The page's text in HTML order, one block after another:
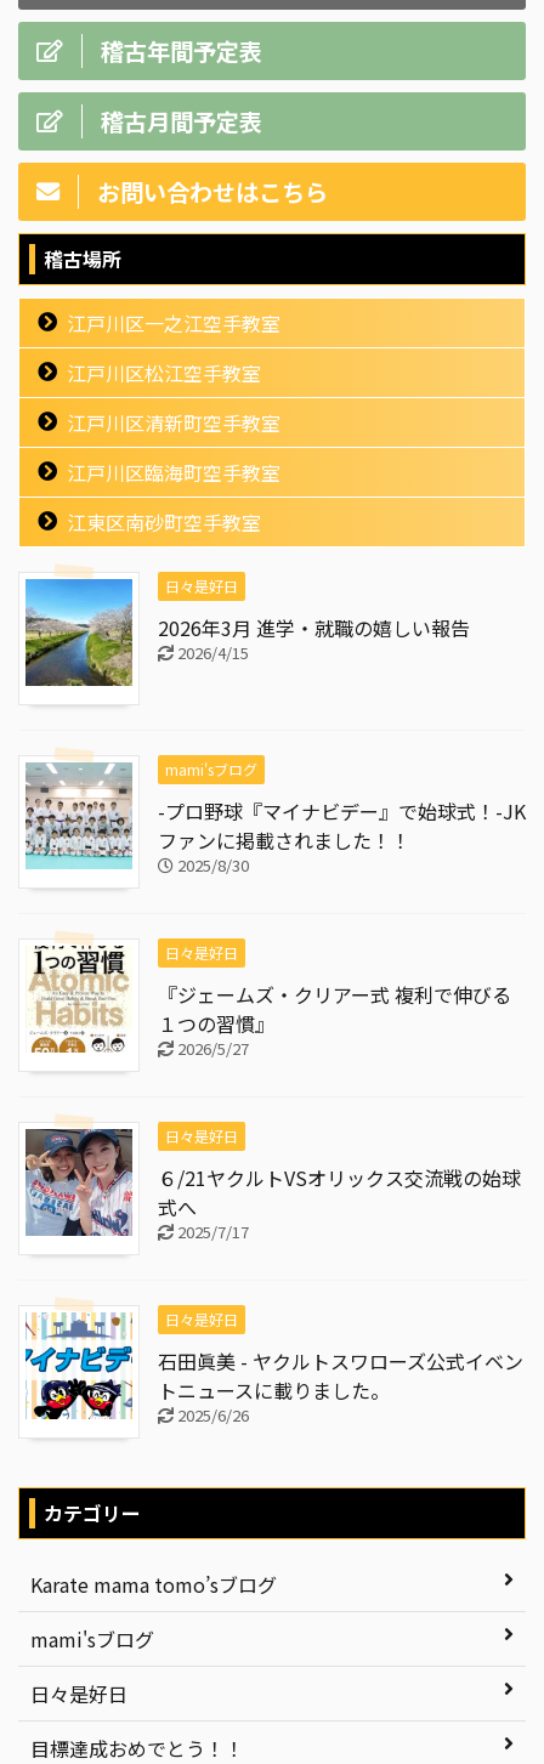
稽古年間予定表
稽古月間予定表
お問い合わせはこちら
稽古場所
江戸川区一之江空手教室
江戸川区松江空手教室
江戸川区清新町空手教室
江戸川区臨海町空手教室
江東区南砂町空手教室
日々是好日
2026年3月 進学・就職の嬉しい報告
2026/4/15
mami'sブログ
-プロ野球『マイナビデー』で始球式！-JK
ファンに掲載されました！！
2025/8/30
日々是好日
『ジェームズ・クリアー式 複利で伸びる
１つの習慣』
2026/5/27
日々是好日
６/21ヤクルトVSオリックス交流戦の始球
式へ
2025/7/17
日々是好日
石田眞美 - ヤクルトスワローズ公式イベン
トニュースに載りました。
2025/6/26
カテゴリー
Karate mama tomo’sブログ
mami'sブログ
日々是好日
目標達成おめでとう！！